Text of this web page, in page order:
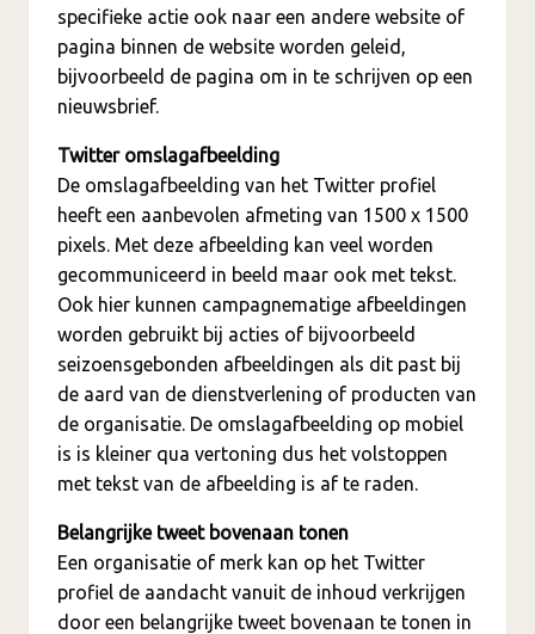
specifieke actie ook naar een andere website of
pagina binnen de website worden geleid,
bijvoorbeeld de pagina om in te schrijven op een
nieuwsbrief.
Twitter omslagafbeelding
De omslagafbeelding van het Twitter profiel
heeft een aanbevolen afmeting van 1500 x 1500
pixels. Met deze afbeelding kan veel worden
gecommuniceerd in beeld maar ook met tekst.
Ook hier kunnen campagnematige afbeeldingen
worden gebruikt bij acties of bijvoorbeeld
seizoensgebonden afbeeldingen als dit past bij
de aard van de dienstverlening of producten van
de organisatie. De omslagafbeelding op mobiel
is is kleiner qua vertoning dus het volstoppen
met tekst van de afbeelding is af te raden.
Belangrijke tweet bovenaan tonen
Een organisatie of merk kan op het Twitter
profiel de aandacht vanuit de inhoud verkrijgen
door een belangrijke tweet bovenaan te tonen in